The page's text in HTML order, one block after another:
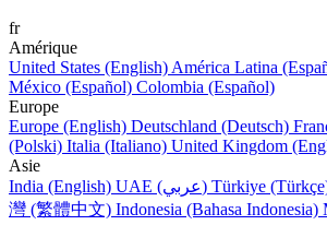
fr
Amérique
United States (English) América Latina
México (Español) Colombia (Español)
Europe
Europe (English) Deutschland (Deutsch)
(Polski) Italia (Italiano) United Kingdom
Asie
India (English)
UAE (عربي) Türkiye
灣 (繁體中文) Indonesia (Bahasa Indonesia)